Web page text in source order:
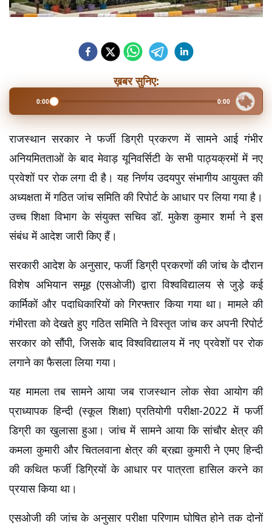
ख़बर सुनिए:
0:00 0:00
राजस्थान सरकार ने फर्जी डिग्री प्रकरण में सामने आई गंभीर
अनियमितताओं के बाद मेवाड़ यूनिवर्सिटी के सभी पाठ्यक्रमों में नए
प्रवेशों पर रोक लगा दी है। यह निर्णय उदयपुर संभागीय आयुक्त की
अध्यक्षता में गठित जांच समिति की रिपोर्ट के आधार पर लिया गया है।
उच्च शिक्षा विभाग के संयुक्त सचिव डॉ. मुकेश कुमार शर्मा ने इस
संबंध में आदेश जारी किए हैं।
सरकारी आदेश के अनुसार, फर्जी डिग्री प्रकरणों की जांच के दौरान
विशेष अभियान समूह (एसओजी) द्वारा विश्वविद्यालय से जुड़े कई
कार्मिकों और पदाधिकारियों को गिरफ्तार किया गया था। मामले की
गंभीरता को देखते हुए गठित समिति ने विस्तृत जांच कर अपनी रिपोर्ट
सरकार को सौंपी, जिसके बाद विश्वविद्यालय में नए प्रवेशों पर रोक
लगाने का फैसला लिया गया।
यह मामला तब सामने आया जब राजस्थान लोक सेवा आयोग की
प्राध्यापक हिन्दी (स्कूल शिक्षा) प्रतियोगी परीक्षा-2022 में फर्जी
डिग्री का खुलासा हुआ। जांच में सामने आया कि सांचौर क्षेत्र की
कमला कुमारी और चितलवाना क्षेत्र की ब्रह्मा कुमारी ने एमए हिन्दी
की कथित फर्जी डिग्रियों के आधार पर पात्रता हासिल करने का
प्रयास किया था।
एसओजी की जांच के अनुसार परीक्षा परिणाम घोषित होने तक दोनों